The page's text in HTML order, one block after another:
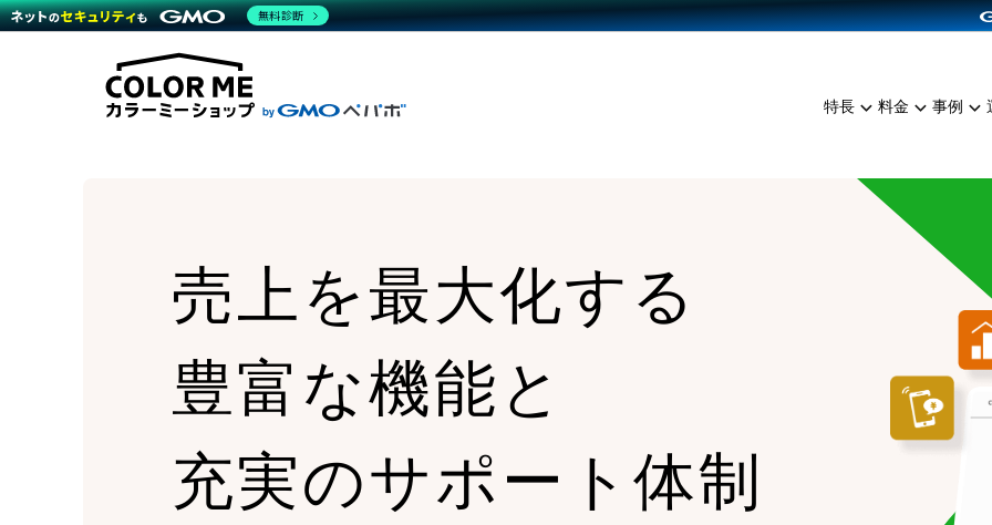
特長 料金 事例
商材一覧を見る
機能一覧を見る
WordPress導入
顧客ロイヤリティを向上
モバイルアプリ
複数店舗との連携
雑貨販売
料金
プラン・料金一覧を見る
料金シミュレーション
事例
運営サポート
サポート一覧を見る
コミュニティイベント
YouTubeチャンネル
売上を最大化する
豊富な機能と
充実のサポート体制
無料診断